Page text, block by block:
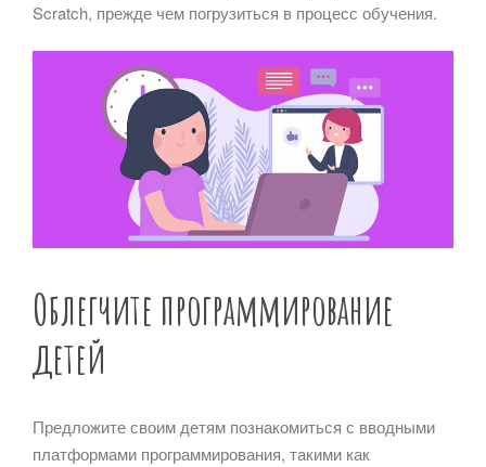
Scratch, прежде чем погрузиться в процесс обучения.
Облегчите программирование
детей
Предложите своим детям познакомиться с вводными
платформами программирования, такими как